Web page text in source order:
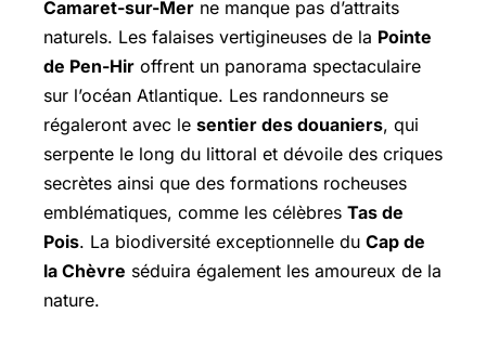
Camaret-sur-Mer ne manque pas d’attraits
naturels. Les falaises vertigineuses de la Pointe
de Pen-Hir offrent un panorama spectaculaire
sur l’océan Atlantique. Les randonneurs se
régaleront avec le sentier des douaniers, qui
serpente le long du littoral et dévoile des criques
secrètes ainsi que des formations rocheuses
emblématiques, comme les célèbres Tas de
Pois. La biodiversité exceptionnelle du Cap de
la Chèvre séduira également les amoureux de la
nature.